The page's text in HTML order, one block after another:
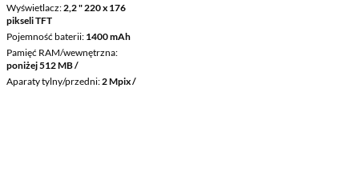
Wyświetlacz 2,2 " 220 x 176
pikseli TFT
Pojemność baterii 1400 mAh
Pamięć RAM/wewnętrzna
poniżej 512 MB /
Aparaty tylny/przedni 2 Mpix /